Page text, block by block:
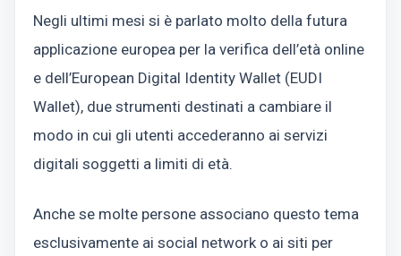
Negli ultimi mesi si è parlato molto della futura
applicazione europea per la verifica dell’età online
e dell’European Digital Identity Wallet (EUDI
Wallet), due strumenti destinati a cambiare il
modo in cui gli utenti accederanno ai servizi
digitali soggetti a limiti di età.
Anche se molte persone associano questo tema
esclusivamente ai social network o ai siti per